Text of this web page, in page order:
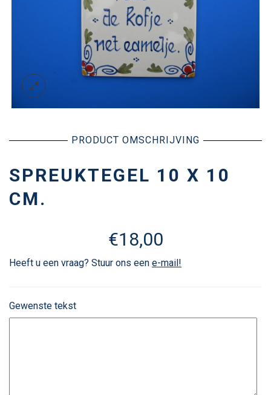
PRODUCT OMSCHRIJVING
SPREUKTEGEL 10 X 10
CM.
€18,00
Heeft u een vraag? Stuur ons een e-mail!
Gewenste tekst